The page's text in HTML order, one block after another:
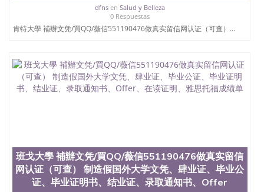
业生大多可以在其所处地域的世界硅谷中心得到工作
机会。许多硅谷公司甚至在学生大三和大四的学期提
供许多相应科系的实习机会。无论是加州大学系统
学座落于硅谷(Silicon Valley), 于附近的旧金山-圣何塞
地区为全美的重要科技中心。约有学生三万人，超过
134种学士学科和65个硕士学科，并有来自世界60余
国的学生来此就读。其有名的科系如计算机科学，电
定金下单； 3、公司确认到账转制作点做电子图；
4、电子图做好发给客户确认； 5、电子图确认好转成
品部做成品； 6、成品做好拍照或者视频确认再付余
款； 7、快递给客户（国内顺丰，国外DHL）。 三、
dfnsen Salud y Belleza
0 Respuestas
肯特大學 補辦文凭/買QQ/薇信551190476做真实留信网认证（可查）...
班戈大學 補辦文凭/買QQ/薇信551190476做真实留信
网认证（可查） 制造假国外大学文凭、肆业证、毕业公
证、毕业证明书、结业证、录取通知书、Offer